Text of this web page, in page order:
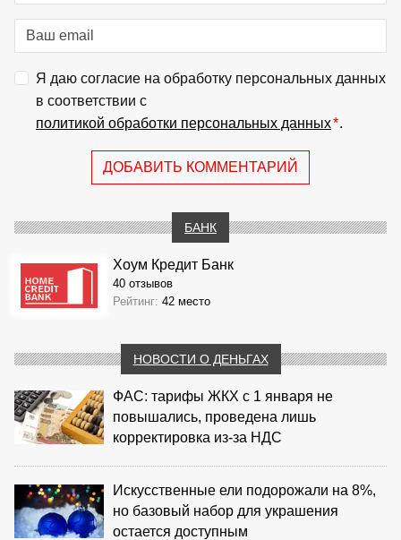
Я даю согласие на обработку персональных данных
в соответствии с
политикой обработки персональных данных*.
ДОБАВИТЬ КОММЕНТАРИЙ
БАНК
Хоум Кредит Банк
40 отзывов
Рейтинг: 42 место
НОВОСТИ О ДЕНЬГАХ
ФАС: тарифы ЖКХ с 1 января не
повышались, проведена лишь
корректировка из‑за НДС
Искусственные ели подорожали на 8%,
но базовый набор для украшения
остается доступным